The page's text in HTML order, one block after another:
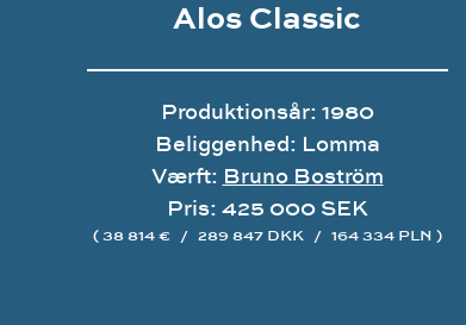
Alos Classic
Produktionsår: 1980
Beliggenhed: Lomma
Værft: Bruno Boström
Pris: 425 000 SEK
( 38 814 € / 289 847 DKK / 164 334 PLN )